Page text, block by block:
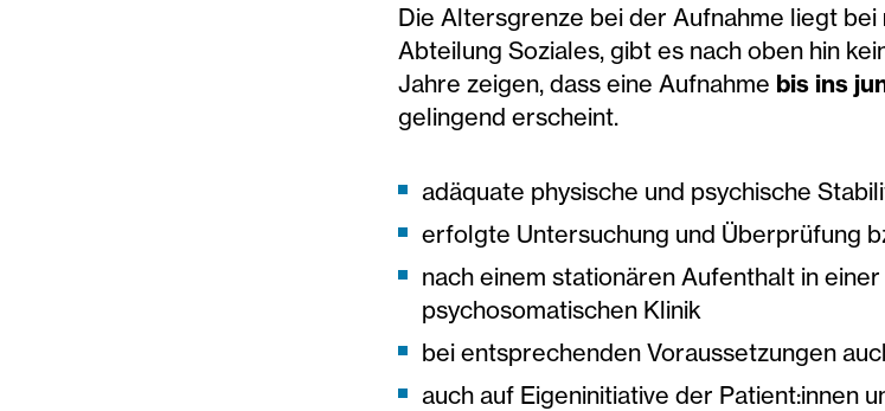
Die Altersgrenze bei der Aufnahme liegt bei
Abteilung Soziales, gibt es nach oben hin
Jahre zeigen, dass eine Aufnahme bis ins
gelingend erscheint.
adäquate physische und psychische
erfolgte Untersuchung und Überprüfung
nach einem stationären Aufenthalt in
psychosomatischen Klinik
bei entsprechenden Voraussetzungen
auch auf Eigeninitiative der Patient:innen